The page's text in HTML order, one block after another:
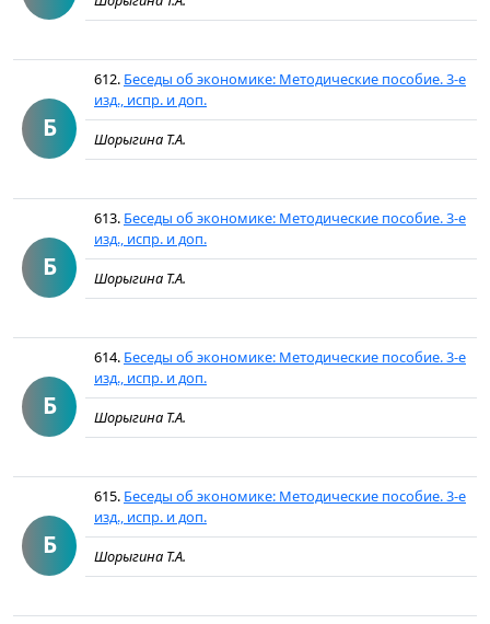
Б
612. Беседы об экономике: Методические пособие. 3-е
изд., испр. и доп.
Шорыгина Т.А.
Б
613. Беседы об экономике: Методические пособие. 3-е
изд., испр. и доп.
Шорыгина Т.А.
Б
614. Беседы об экономике: Методические пособие. 3-е
изд., испр. и доп.
Шорыгина Т.А.
Б
615. Беседы об экономике: Методические пособие. 3-е
изд., испр. и доп.
Шорыгина Т.А.